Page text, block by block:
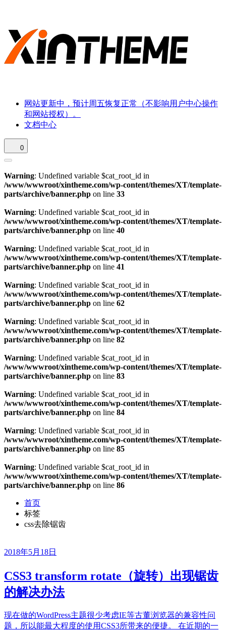
网站更新中，预计周五恢复正常（不影响用户中心操作
和网站授权）。
文档中心
0
Warning: Undefined variable $cat_root_id in
/www/wwwroot/xintheme.com/wp-content/themes/XT/template-
parts/archive/banner.php on line 33
Warning: Undefined variable $cat_root_id in
/www/wwwroot/xintheme.com/wp-content/themes/XT/template-
parts/archive/banner.php on line 40
Warning: Undefined variable $cat_root_id in
/www/wwwroot/xintheme.com/wp-content/themes/XT/template-
parts/archive/banner.php on line 41
Warning: Undefined variable $cat_root_id in
/www/wwwroot/xintheme.com/wp-content/themes/XT/template-
parts/archive/banner.php on line 62
Warning: Undefined variable $cat_root_id in
/www/wwwroot/xintheme.com/wp-content/themes/XT/template-
parts/archive/banner.php on line 82
Warning: Undefined variable $cat_root_id in
/www/wwwroot/xintheme.com/wp-content/themes/XT/template-
parts/archive/banner.php on line 83
Warning: Undefined variable $cat_root_id in
/www/wwwroot/xintheme.com/wp-content/themes/XT/template-
parts/archive/banner.php on line 84
Warning: Undefined variable $cat_root_id in
/www/wwwroot/xintheme.com/wp-content/themes/XT/template-
parts/archive/banner.php on line 85
Warning: Undefined variable $cat_root_id in
/www/wwwroot/xintheme.com/wp-content/themes/XT/template-
parts/archive/banner.php on line 86
首页
标签
css去除锯齿
2018年5月18日
CSS3 transform rotate（旋转）出现锯齿
的解决办法
现在做的WordPress主题很少考虑IE等古董浏览器的兼容性问
题，所以能最大程度的使用CSS3所带来的便捷。 在近期的一